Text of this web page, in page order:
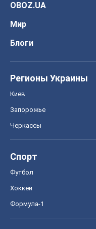
OBOZ.UA
Мир
Блоги
Регионы Украины
Киев
Запорожье
Черкассы
Спорт
Футбол
Хоккей
Формула-1